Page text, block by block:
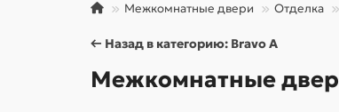
Межкомнатные двери Отделка
← Назад в категорию: Bravo A
Межкомнатные